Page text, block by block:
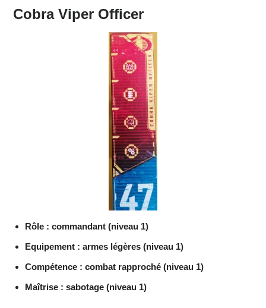
Cobra Viper Officer
Rôle : commandant (niveau 1)
Equipement : armes légères (niveau 1)
Compétence : combat rapproché (niveau 1)
Maîtrise : sabotage (niveau 1)